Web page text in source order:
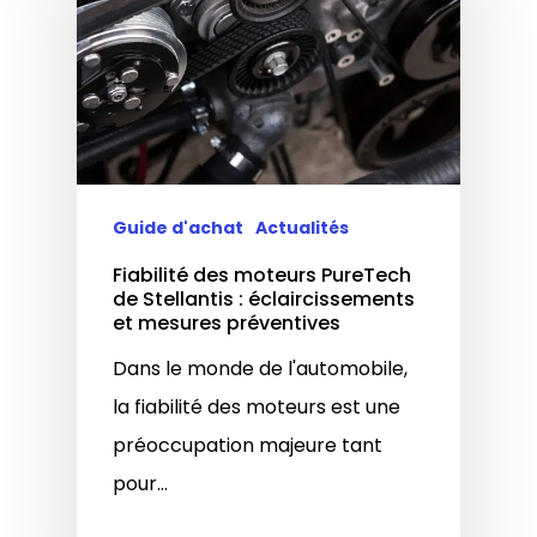
Guide d'achat Actualités
Fiabilité des moteurs PureTech
de Stellantis : éclaircissements
et mesures préventives
Dans le monde de l'automobile,
la fiabilité des moteurs est une
préoccupation majeure tant
pour…